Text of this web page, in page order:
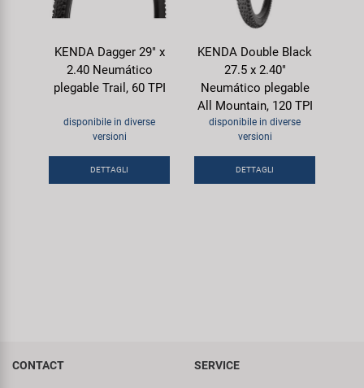
KENDA Dagger 29" x
2.40 Neumático
plegable Trail, 60 TPI
disponibile in diverse
versioni
DETTAGLI
KENDA Double Black
27.5 x 2.40"
Neumático plegable
All Mountain, 120 TPI
disponibile in diverse
versioni
DETTAGLI
CONTACT SERVICE